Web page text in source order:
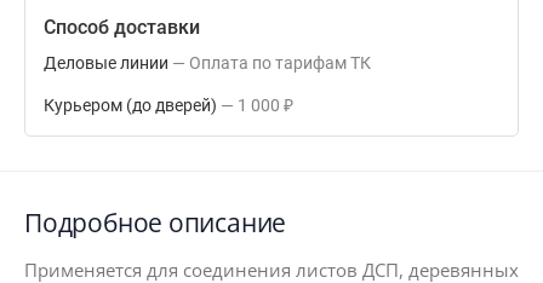
Способ доставки
Деловые линии Оплата по тарифам ТК
Курьером (до дверей) 1 000 ₽
Подробное описание
Применяется для соединения листов ДСП, деревянных